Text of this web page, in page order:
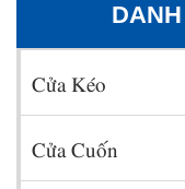
Cửa Kéo
Cửa Cuốn